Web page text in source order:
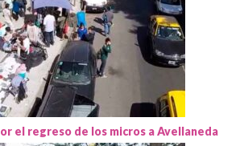
el regreso de los micros a Avellaneda